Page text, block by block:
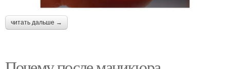
читать дальше →